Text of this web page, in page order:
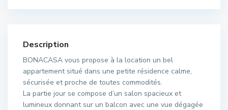
Description
BONACASA vous propose à la location un bel
appartement situé dans une petite résidence calme,
sécurisée et proche de toutes commodités.
La partie jour se compose d’un salon spacieux et
lumineux donnant sur un balcon avec une vue dégagée